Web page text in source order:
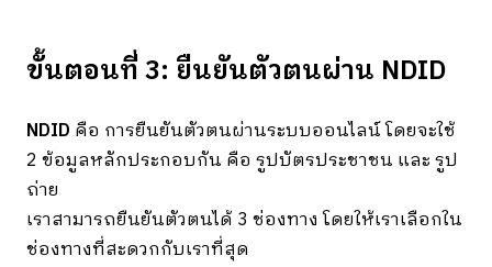
ขั้นตอนที่ 3: ยืนยันตัวตนผ่าน NDID
NDID คือ การยืนยันตัวตนผ่านระบบออนไลน์ โดยจะใช้
2 ข้อมูลหลักประกอบกัน คือ รูปบัตรประชาชน และ รูป
ถ่าย
เราสามารถยืนยันตัวตนได้ 3 ช่องทาง โดยให้เราเลือกใน
ช่องทางที่สะดวกกับเราที่สุด